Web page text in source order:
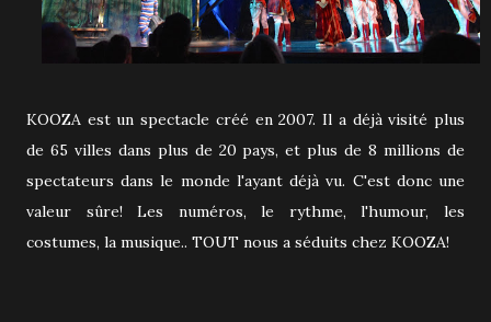
KOOZA est un spectacle créé en 2007. Il a déjà visité plus
de 65 villes dans plus de 20 pays, et plus de 8 millions de
spectateurs dans le monde l'ayant déjà vu. C'est donc une
valeur sûre! Les numéros, le rythme, l'humour, les
costumes, la musique.. TOUT nous a séduits chez KOOZA!